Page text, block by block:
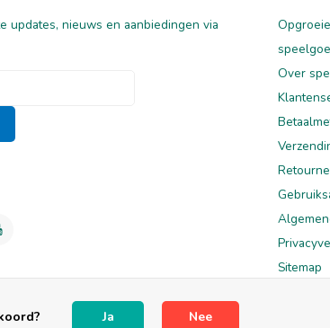
updates, nieuws en aanbiedingen via
Over
Sitemap
Ja Nee